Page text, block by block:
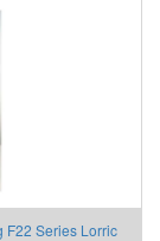
F22 Series Lorric